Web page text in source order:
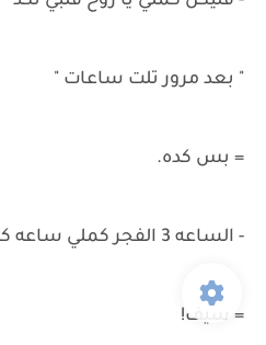
" بعد مرور تلت ساعات "
= بس كده.
- الساعه 3 الفجر كملي ساعه كمان و نقوم نصلي
= سيف!